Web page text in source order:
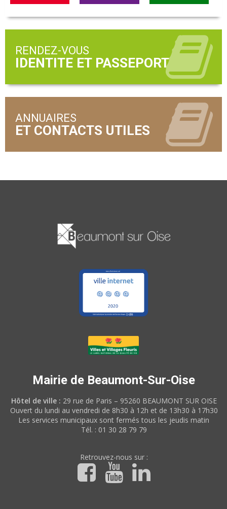
RENDEZ-VOUS
ANNUAIRES
Mairie de Beaumont-Sur-Oise
Hôtel de ville : 29 rue de Paris – 95260 BEAUMONT SUR OISE
Ouvert du lundi au vendredi de 8h30 à 12h et de 13h30 à 17h30
Les services municipaux sont fermés tous les jeudis matin
Tél. : 01 30 28 79 79
Retrouvez-nous sur :